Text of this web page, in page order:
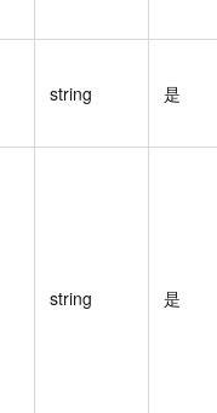
string 是
string 是